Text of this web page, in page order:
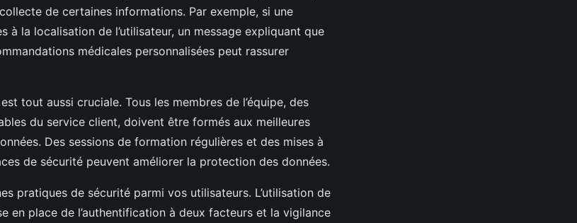
de certaines informations. Par exemple, si une
à la localisation de l’utilisateur, un message expliquant que
médicales personnalisées peut rassurer
tout aussi cruciale. Tous les membres de l’équipe, des
du service client, doivent être formés aux meilleures
Des sessions de formation régulières et des mises à
de sécurité peuvent améliorer la protection des données.
pratiques de sécurité parmi vos utilisateurs. L’utilisation de
en place de l’authentification à deux facteurs et la vigilance